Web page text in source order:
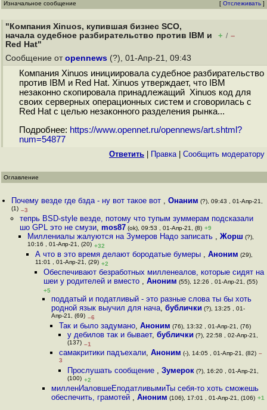
Изначальное сообщение [ Отслеживать ]
"Компания Xinuos, купившая бизнес SCO,
начала судебное разбирательство против IBM и
Red Hat"
+ / –
Сообщение от opennews (?), 01-Апр-21, 09:43
Компания Xinuos инициировала судебное разбирательство
против IBM и Red Hat. Xinuos утверждает, что IBM
незаконно скопировала принадлежащий Xinuos код для
своих серверных операционных систем и сговорилась с
Red Hat с целью незаконного разделения рынка...
Подробнее: https://www.opennet.ru/opennews/art.shtml?
num=54877
Ответить Правка| Cообщить модератору
Оглавление
Почему везде где бзда - ну вот такое вот ,Онаним (?), 09:43 , 01-Апр-21,
(1) –3
тепрь BSD-style везде, потому что тупым зуммерам подсказали
шо GPL это не смузи, mos87(ok), 09:53 , 01-Апр-21, (8) +9
Миллениалы жалуются на Зумеров Надо записать , Жорш (?),
10:16 , 01-Апр-21, (20) +32
А что в это время делают бородатые бумеры ,Аноним (29),
11:01 , 01-Апр-21, (29) +2
Обеспечивают безработных милленеалов, которые сидят на
шеи у родителей и вместо , Аноним (55), 12:26 , 01-Апр-21, (55)
+5
поддатый и податливый - это разные слова ты бы хоть
родной язык выучил для нача, бублички (?), 13:25 , 01-
Апр-21, (69) –6
Так и было задумано,Аноним (76), 13:32 , 01-Апр-21, (76)
у дебилов так и бывает, бублички (?), 22:58 , 02-Апр-21,
(137) –1
самакритики падъехали,Аноним (-), 14:05 , 01-Апр-21, (82) –
3
Прослушать сообщение , Зумерок(?), 16:20 , 01-Апр-21,
(100) +2
милленИаловшеЕподатливымиТы себя-то хоть сможешь
обеспечить, грамотей , Аноним (106), 17:01 , 01-Апр-21, (106) +1